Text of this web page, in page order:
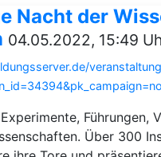
Nacht der
04.05.2022, 15:49
Führungen,
Über 300